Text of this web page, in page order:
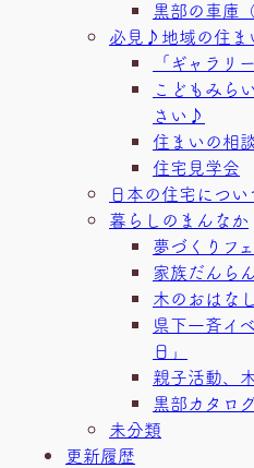
黒部の車庫
必見♪地域の住ま
「ギャラリ
こどもみら
さい♪
住まいの相
住宅見学会
日本の住宅につい
暮らしのまんなか
夢づくりフ
家族だんら
木のおはなし
県下一斉イ
日」
親子活動、
黒部カタロ
未分類
更新履歴